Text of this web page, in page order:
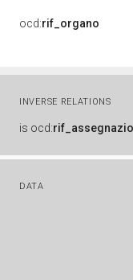
ocd:rif_organo
INVERSE RELATIONS
is ocd:
DATA